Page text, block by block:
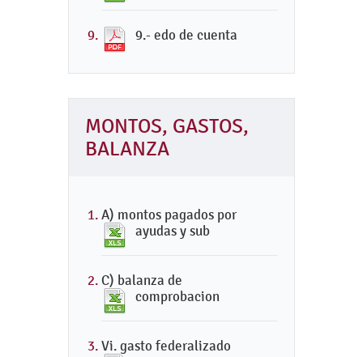
9.- edo de cuenta
MONTOS, GASTOS,
BALANZA
A) montos pagados por
ayudas y sub
C) balanza de
comprobacion
Vi. gasto federalizado